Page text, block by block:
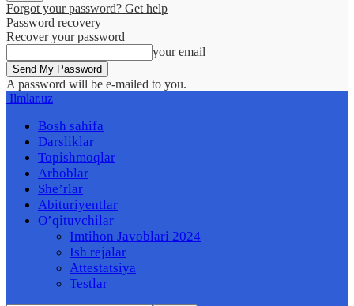
Forgot your password? Get help
Password recovery
Recover your password
your email
A password will be e-mailed to you.
Ilmlar.uz
Bosh sahifa
Darsliklar
Topishmoqlar
Arboblar
She’rlar
Abituriyentlar
O’qituvchilar
Imtihon Javoblari 2024
Ish rejalar
Attestatsiya
Testlar